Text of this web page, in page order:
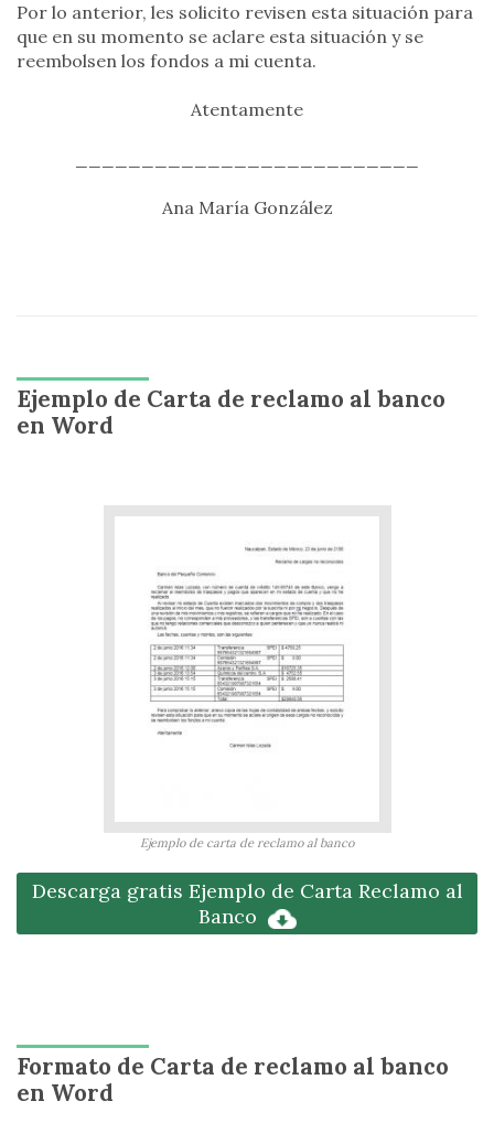
Por lo anterior, les solicito revisen esta situación para
que en su momento se aclare esta situación y se
reembolsen los fondos a mi cuenta.
Atentamente
Ana María González
Ejemplo de Carta de reclamo al banco
en Word
Ejemplo de carta de reclamo al banco
Descarga gratis Ejemplo de Carta Reclamo al
Banco
Formato de Carta de reclamo al banco
en Word